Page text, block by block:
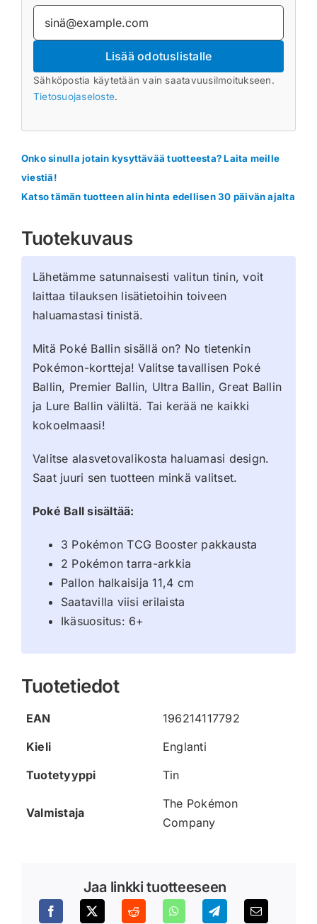
Lisää odotuslistalle
Sähköpostia käytetään vain saatavuusilmoitukseen.
Tietosuojaseloste.
Onko sinulla jotain kysyttävää tuotteesta? Laita meille
viestiä!
Katso tämän tuotteen alin hinta edellisen 30 päivän ajalta
Tuotekuvaus
Lähetämme satunnaisesti valitun tinin, voit
laittaa tilauksen lisätietoihin toiveen
haluamastasi tinistä.
Mitä Poké Ballin sisällä on? No tietenkin
Pokémon-kortteja! Valitse tavallisen Poké
Ballin, Premier Ballin, Ultra Ballin, Great Ballin
ja Lure Ballin väliltä. Tai kerää ne kaikki
kokoelmaasi!
Valitse alasvetovalikosta haluamasi design.
Saat juuri sen tuotteen minkä valitset.
Poké Ball sisältää:
3 Pokémon TCG Booster pakkausta
2 Pokémon tarra-arkkia
Pallon halkaisija 11,4 cm
Saatavilla viisi erilaista
Ikäsuositus: 6+
Tuotetiedot
EAN
196214117792
Kieli
Englanti
Tuotetyyppi
Tin
Valmistaja
The Pokémon
Company
Jaa linkki tuotteeseen